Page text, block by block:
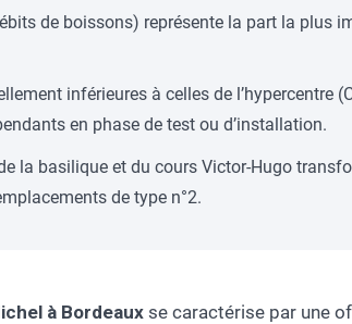
de boissons) représente la part la
inférieures à celles de l’hypercentre
en phase de test ou d’installation.
la basilique et du cours Victor-Hugo
de type n°2.
à Bordeaux se caractérise par une